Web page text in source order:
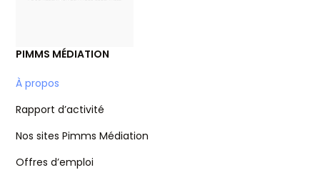
PIMMS MÉDIATION
À propos
Rapport d’activité
Nos sites Pimms Médiation
Offres d’emploi